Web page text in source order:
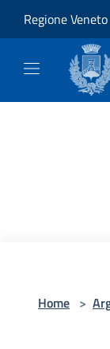
Regione Veneto
Home >